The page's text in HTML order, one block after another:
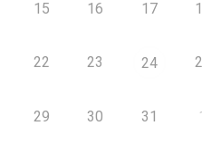
15 16 17
22 23 24
29 30 31